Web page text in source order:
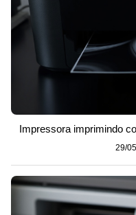
Impressora imprimindo
29/